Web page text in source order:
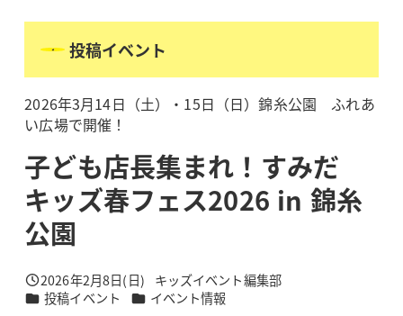
投稿イベント
2026年3月14日（土）・15日（日）錦糸公園 ふれあ
い広場で開催！
子ども店長集まれ！すみだ
キッズ春フェス2026 in 錦糸
公園
投稿日
2026年2月8日(日)
著
者
キッズイベント編集部
カテゴリー
投稿イベント カテゴリー
イベント情報